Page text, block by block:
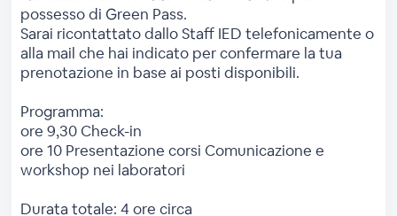
possesso di Green Pass.
Sarai ricontattato dallo Staff IED telefonicamente o
alla mail che hai indicato per confermare la tua
prenotazione in base ai posti disponibili.
Programma:
ore 9,30 Check-in
ore 10 Presentazione corsi Comunicazione e
workshop nei laboratori
Durata totale: 4 ore circa